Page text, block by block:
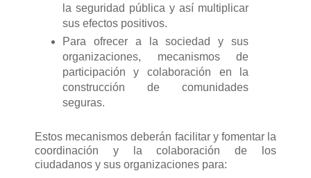
la seguridad pública y así multiplicar
sus efectos positivos.
Para ofrecer a la sociedad y sus
organizaciones, mecanismos de
participación y colaboración en la
construcción de comunidades
seguras.
Estos mecanismos deberán facilitar y fomentar la
coordinación y la colaboración de los
ciudadanos y sus organizaciones para: